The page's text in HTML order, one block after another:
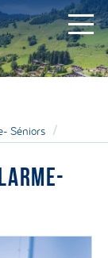
Séniors